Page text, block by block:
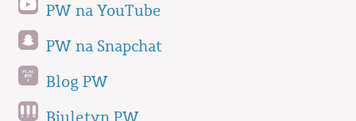
PW na YouTube
PW na Snapchat
Blog PW